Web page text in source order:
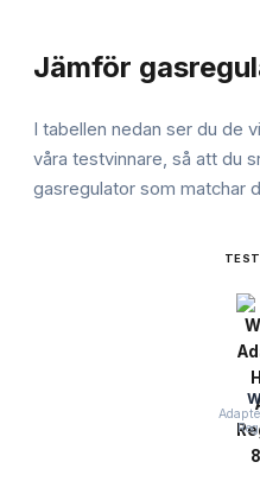
Jämför
I tabellen nedan ser du de
våra testvinnare, så att du
gasregulator som matchar